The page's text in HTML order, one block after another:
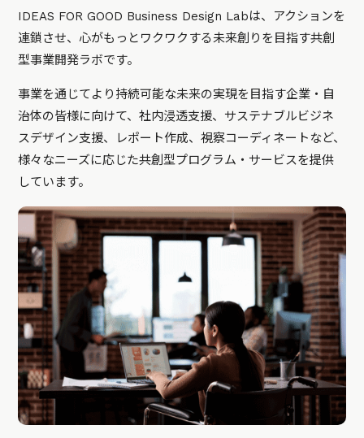
IDEAS FOR GOOD Business Design Labは、アクションを
連鎖させ、心がもっとワクワクする未来創りを目指す共創
型事業開発ラボです。
事業を通じてより持続可能な未来の実現を目指す企業・自
治体の皆様に向けて、社内浸透支援、サステナブルビジネ
スデザイン支援、レポート作成、視察コーディネートなど、
様々なニーズに応じた共創型プログラム・サービスを提供
しています。